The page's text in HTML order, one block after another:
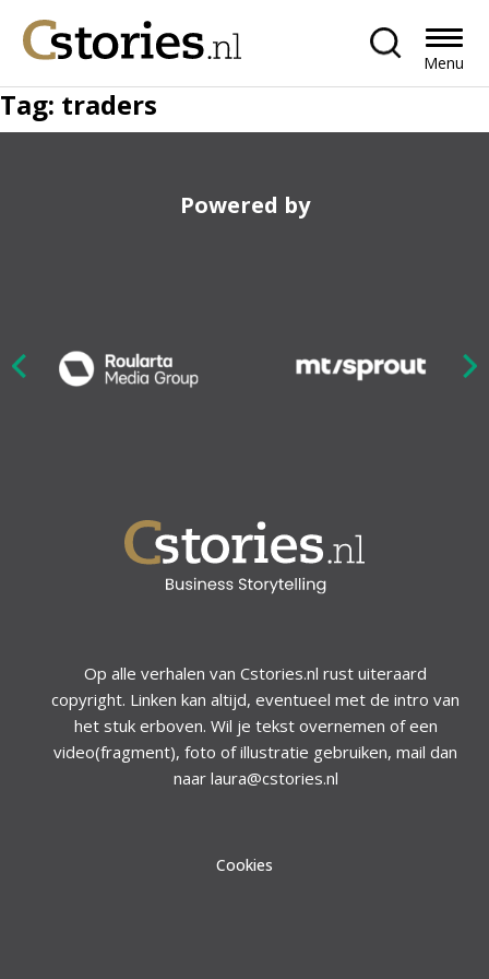
Menu
Tag: traders
Powered by
Op alle verhalen van Cstories.nl rust uiteraard
copyright. Linken kan altijd, eventueel met de intro van
het stuk erboven. Wil je tekst overnemen of een
video(fragment), foto of illustratie gebruiken, mail dan
naar laura@cstories.nl
Cookies